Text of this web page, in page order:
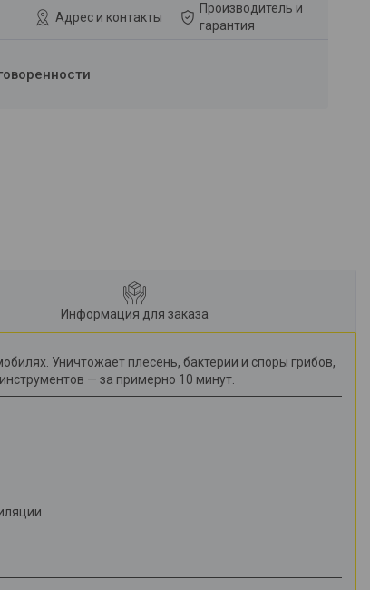
Адрес и контакты
Производитель и
гарантия
Информация для заказа
Уничтожает плесень, бактерии и споры грибов,
— за примерно 10 минут.